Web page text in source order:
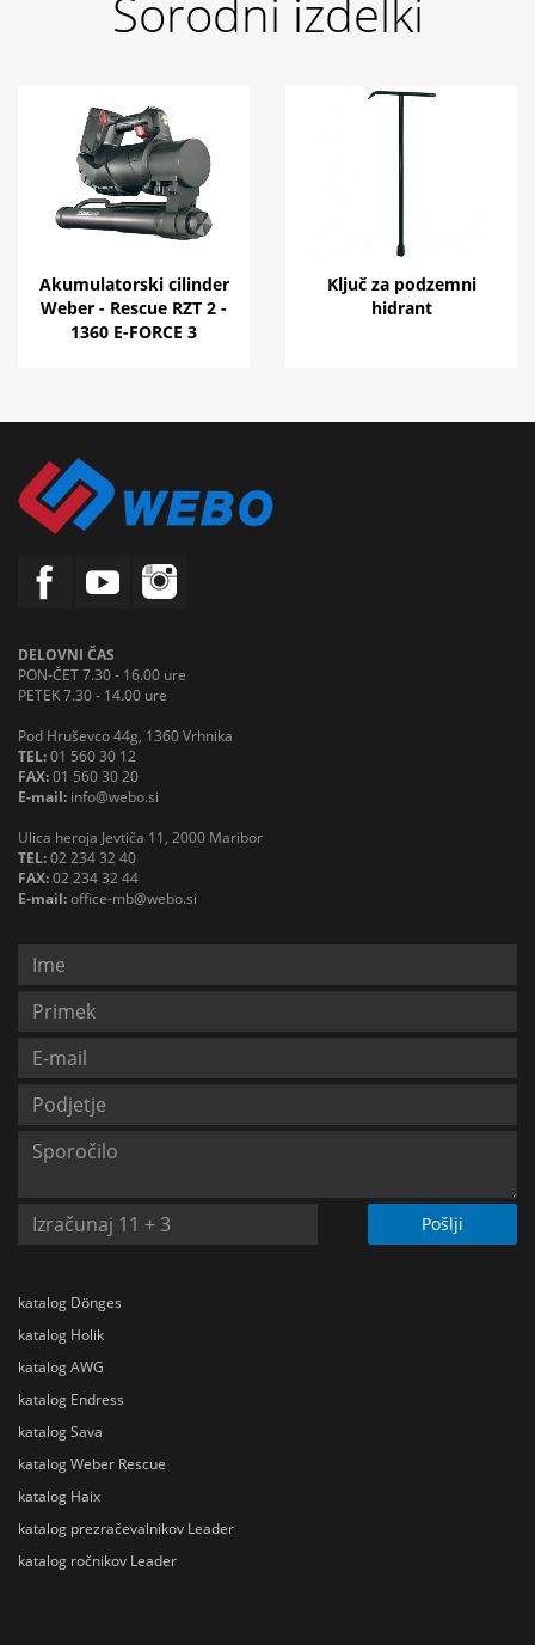
Sorodni izdelki
Akumulatorski cilinder
Weber - Rescue RZT 2 -
1360 E-FORCE 3
Ključ za podzemni
hidrant
DELOVNI ČAS
PON-ČET 7.30 - 16.00 ure
PETEK 7.30 - 14.00 ure
Pod Hruševco 44g, 1360 Vrhnika
TEL:01 560 30 12
FAX:01 560 30 20
E-mail: info@webo.si
Ulica heroja Jevtiča 11, 2000 Maribor
TEL:02 234 32 40
FAX:02 234 32 44
E-mail:office-mb@webo.si
Pošlji
katalog Dönges
katalog Holik
katalog AWG
katalog Endress
katalog Sava
katalog Weber Rescue
katalog Haix
katalog prezračevalnikov Leader
katalog ročnikov Leader